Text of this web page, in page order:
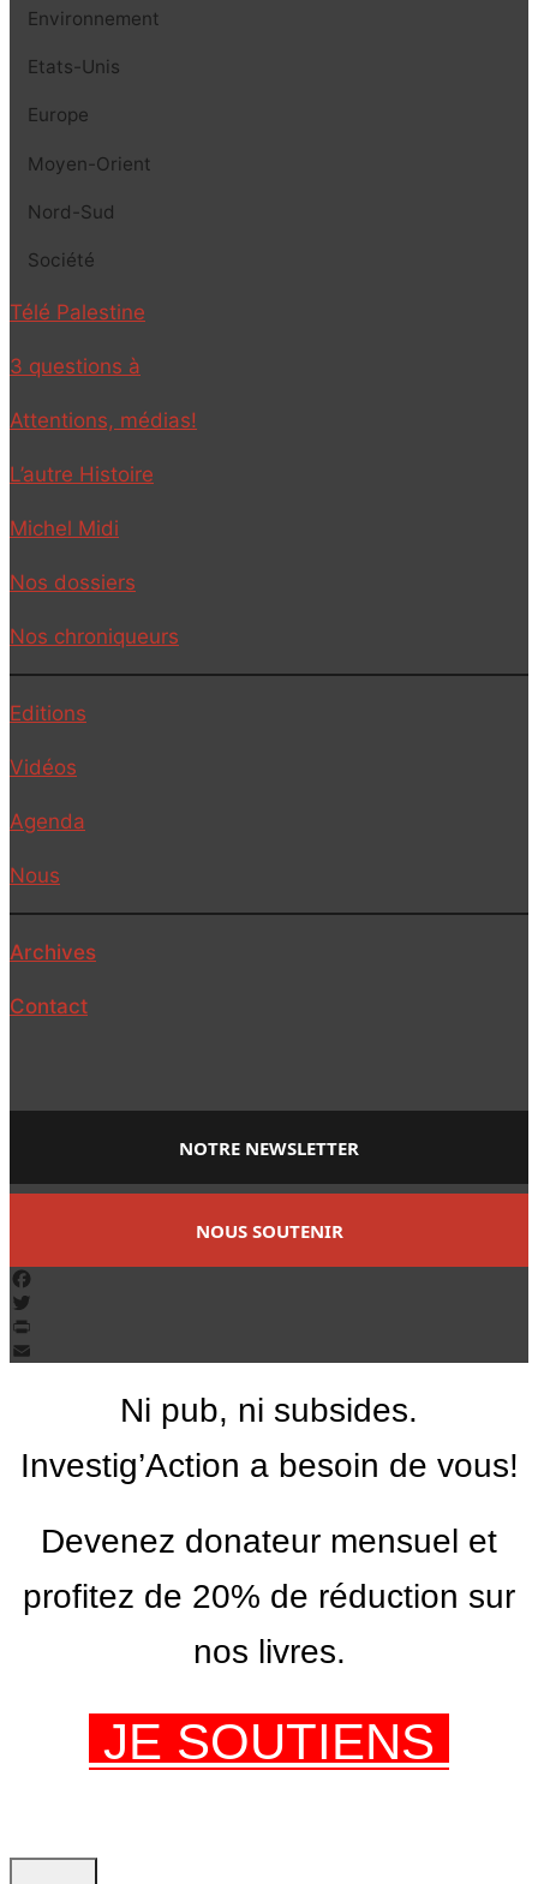
Environnement
Etats-Unis
Europe
Moyen-Orient
Nord-Sud
Société
Télé Palestine
3 questions à
Attentions, médias!
L’autre Histoire
Michel Midi
Nos dossiers
Nos chroniqueurs
Editions
Vidéos
Agenda
Nous
Archives
Contact
NOTRE NEWSLETTER
NOUS SOUTENIR
Facebook
Twitter
PrintFriendly
Ni pub, ni subsides.
Investig’Action a besoin de vous!
Devenez donateur mensuel et
profitez de 20% de réduction sur
nos livres.
JE SOUTIENS